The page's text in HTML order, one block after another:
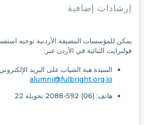
إرشادات إضافية
يمكن للمؤسسات المضيفة الأردنية توجيه
فولبرايت الثنائية في الأردن عبر:
السيدة هبة الشياب على البريد
alumni@fulbright.org.jo
هاتف: (06) 592-2088 تحويلة 22